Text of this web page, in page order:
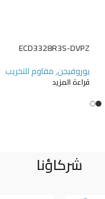
ECD3328R3S-DVPZ
يوروفيجن,مقاوم للتخريب
قراءة المزيد
شركاؤنا